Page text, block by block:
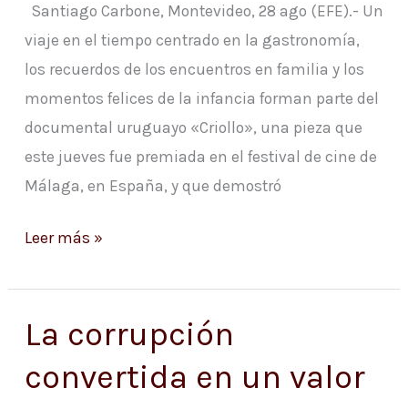
Santiago Carbone, Montevideo, 28 ago (EFE).- Un
viaje en el tiempo centrado en la gastronomía,
los recuerdos de los encuentros en familia y los
momentos felices de la infancia forman parte del
documental uruguayo «Criollo», una pieza que
este jueves fue premiada en el festival de cine de
Málaga, en España, y que demostró
de
Málaga
Leer más »
La corrupción
convertida en un valor
La
convertida